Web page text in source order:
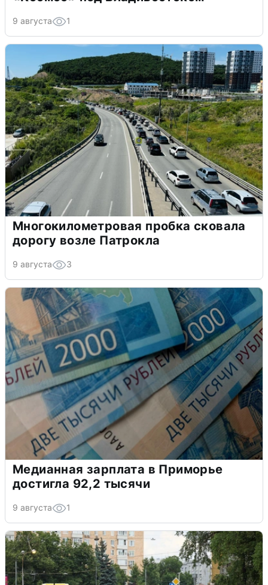
9 августа 1
Многокилометровая пробка сковала
дорогу возле Патрокла
9 августа 3
Медианная зарплата в Приморье
достигла 92,2 тысячи
9 августа 1